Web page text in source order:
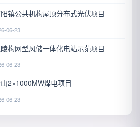
镇公共机构屋顶分布式光伏项目
06-23
构网型风储一体化电站示范项目
06-23
2×1000MW煤电项目
06-23